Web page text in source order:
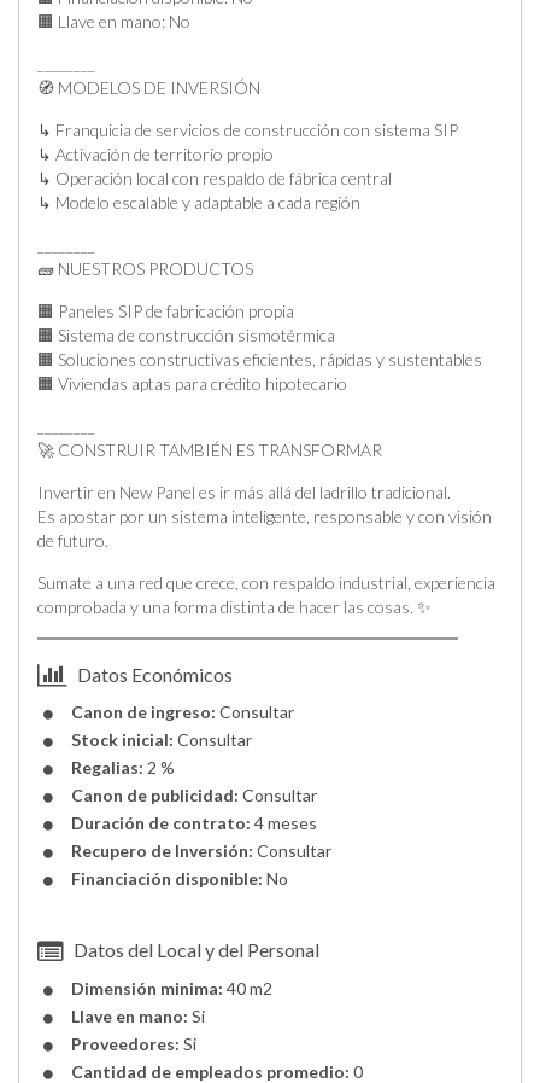
🟧 Llave en mano: No
🧭 MODELOS DE INVERSIÓN
↳ Franquicia de servicios de construcción con sistema SIP
↳ Activación de territorio propio
↳ Operación local con respaldo de fábrica central
↳ Modelo escalable y adaptable a cada región
🧱 NUESTROS PRODUCTOS
🟧 Paneles SIP de fabricación propia
🟧 Sistema de construcción sismotérmica
🟧 Soluciones constructivas eficientes, rápidas y sustentables
🟧 Viviendas aptas para crédito hipotecario
🚀 CONSTRUIR TAMBIÉN ES TRANSFORMAR
Invertir en New Panel es ir más allá del ladrillo tradicional.
Es apostar por un sistema inteligente, responsable y con visión
de futuro.
Sumate a una red que crece, con respaldo industrial, experiencia
comprobada y una forma distinta de hacer las cosas. ✨
Datos Económicos
Canon de ingreso: Consultar
Stock inicial: Consultar
Regalias: 2 %
Canon de publicidad: Consultar
Duración de contrato: 4 meses
Recupero de Inversión: Consultar
Financiación disponible: No
Datos del Local y del Personal
Dimensión minima: 40 m2
Llave en mano: Si
Proveedores: Si
Cantidad de empleados promedio: 0